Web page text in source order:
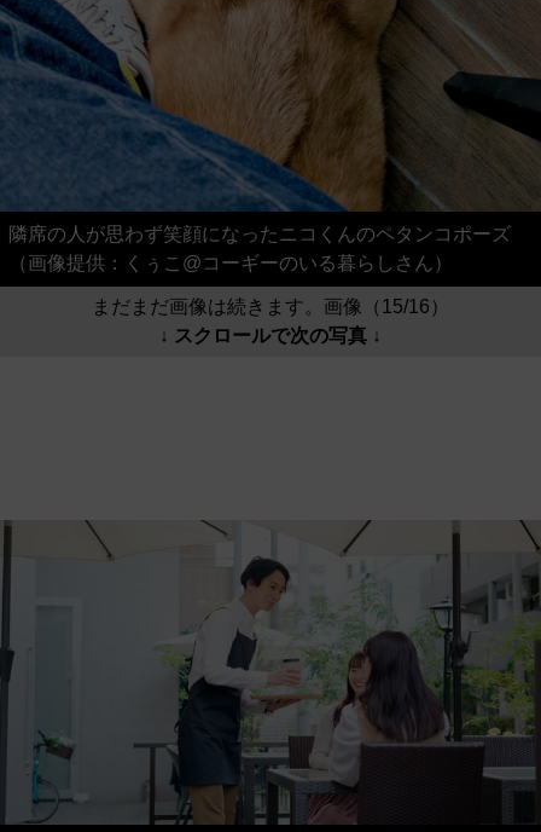
隣席の人が思わず笑顔になったニコくんのペタンコポーズ
（画像提供：くぅこ@コーギーのいる暮らしさん）
まだまだ画像は続きます。画像（15/16）
↓ スクロールで次の写真 ↓